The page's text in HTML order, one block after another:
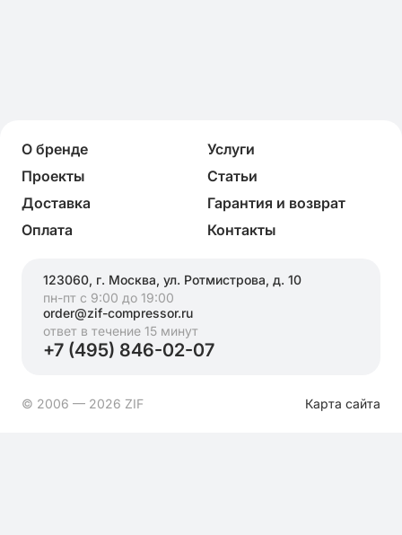
О бренде
Услуги
Проекты
Статьи
Доставка
Гарантия и возврат
Оплата
Контакты
123060, г. Москва, ул. Ротмистрова, д. 10
пн-пт с 9:00 до 19:00
order@zif-compressor.ru
ответ в течение 15 минут
+7 (495) 846-02-07
© 2006 — 2026 ZIF Карта сайта